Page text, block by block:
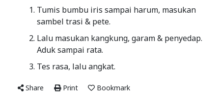
Tumis bumbu iris sampai harum, masukan
sambel trasi & pete.
Lalu masukan kangkung, garam & penyedap.
Aduk sampai rata.
Tes rasa, lalu angkat.
Share Print Bookmark